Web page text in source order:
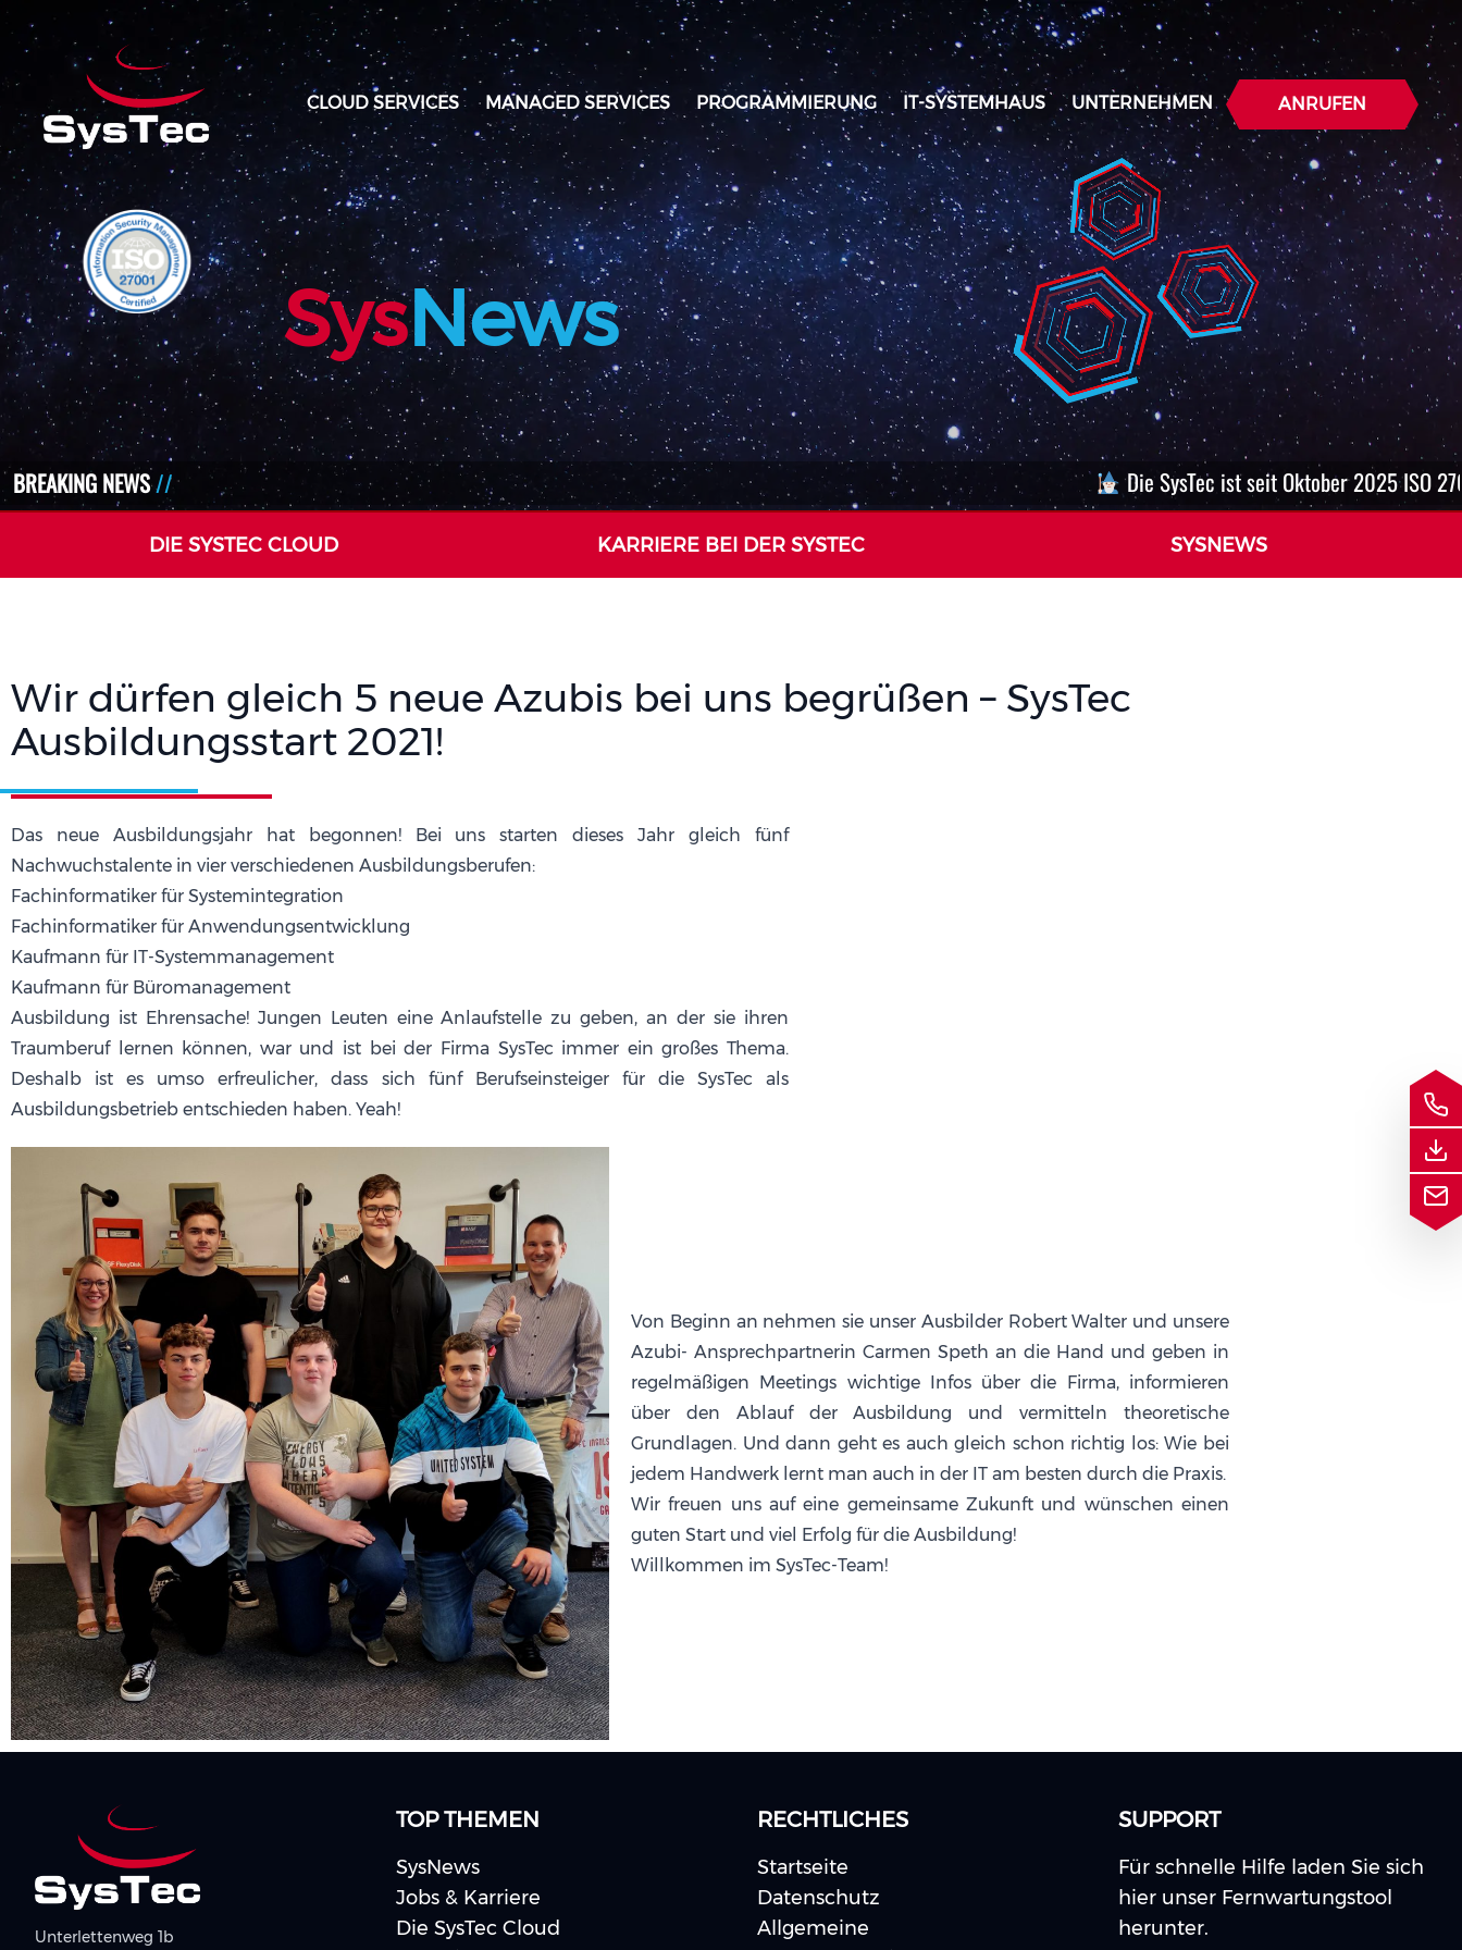
CLOUD SERVICES MANAGED SERVICES PROGRAMMIERUNG IT-SYSTEMHAUS UNTERNEHMEN ANRUFEN
SysNews
BREAKING NEWS Die SysTec ist seit Oktober 2025 ISO 27001
DIE SYSTEC CLOUD KARRIERE BEI DER SYSTEC SYSNEWS
Wir dürfen gleich 5 neue Azubis bei uns begrüßen – SysTec
Ausbildungsstart 2021!
Das neue Ausbildungsjahr hat begonnen! Bei uns starten dieses Jahr gleich fünf
Nachwuchstalente in vier verschiedenen Ausbildungsberufen:
Fachinformatiker für Systemintegration
Fachinformatiker für Anwendungsentwicklung
Kaufmann für IT-Systemmanagement
Kaufmann für Büromanagement
Ausbildung ist Ehrensache! Jungen Leuten eine Anlaufstelle zu geben, an der sie ihren
Traumberuf lernen können, war und ist bei der Firma SysTec immer ein großes Thema.
Deshalb ist es umso erfreulicher, dass sich fünf Berufseinsteiger für die SysTec als
Ausbildungsbetrieb entschieden haben. Yeah!
Von Beginn an nehmen sie unser Ausbilder Robert Walter und unsere
Azubi- Ansprechpartnerin Carmen Speth an die Hand und geben in
regelmäßigen Meetings wichtige Infos über die Firma, informieren
über den Ablauf der Ausbildung und vermitteln theoretische
Grundlagen. Und dann geht es auch gleich schon richtig los: Wie bei
jedem Handwerk lernt man auch in der IT am besten durch die Praxis.
Wir freuen uns auf eine gemeinsame Zukunft und wünschen einen
guten Start und viel Erfolg für die Ausbildung!
Willkommen im SysTec-Team!
Unterlettenweg 1b
TOP THEMEN
SysNews
Jobs & Karriere
Die SysTec Cloud
RECHTLICHES
Startseite
Datenschutz
Allgemeine
SUPPORT
Für schnelle Hilfe laden Sie sich
hier unser Fernwartungstool
herunter.